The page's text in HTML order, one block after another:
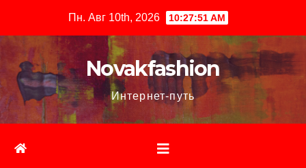
содержимому
Пн. Авг 10th, 2026 10:27:52 AM
Novakfashion
Интернет-путь